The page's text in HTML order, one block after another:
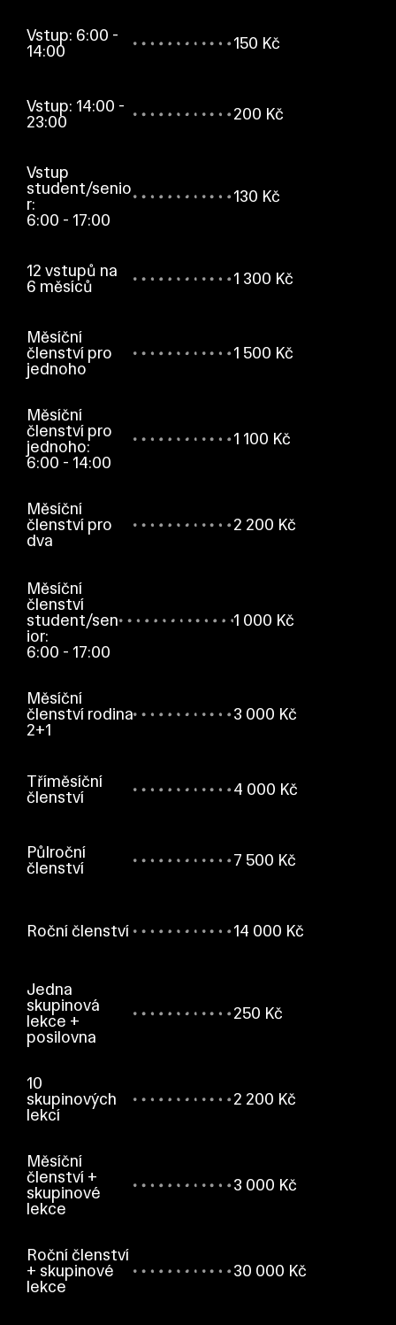
Vstup: 6:00 -
14:00 150 Kč
Vstup: 14:00 -
23:00 200 Kč
Vstup
student/senio
r:
6:00 - 17:00
130 Kč
12 vstupů na
6 měsíců 1 300 Kč
Měsíční
členství pro
jednoho
1 500 Kč
Měsíční
členství pro
jednoho:
6:00 - 14:00
1 100 Kč
Měsíční
členství pro
dva
2 200 Kč
Měsíční
členství
student/sen
ior:
6:00 - 17:00
1 000 Kč
Měsíční
členství rodina
2+1
3 000 Kč
Tříměsíční
členství 4 000 Kč
Půlroční
členství 7 500 Kč
Roční členství 14 000 Kč
Jedna
skupinová
lekce +
posilovna
250 Kč
10
skupinových
lekcí
2 200 Kč
Měsíční
členství +
skupinové
lekce
3 000 Kč
Roční členství
+ skupinové
lekce
30 000 Kč